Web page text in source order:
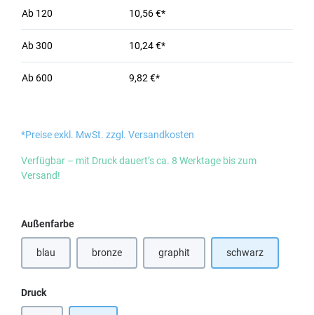
Ab 120 10,56 €*
Ab300 10,24 €*
Ab 600 9,82 €*
*Preise exkl. MwSt. zzgl. Versandkosten
Verfügbar – mit Druck dauert’s ca. 8 Werktage bis zum
Versand!
Außenfarbeauswählen
blau(Diese Option ist zurzeit nicht verfügbar.)
bronze graphit schwarz
Druckauswählen